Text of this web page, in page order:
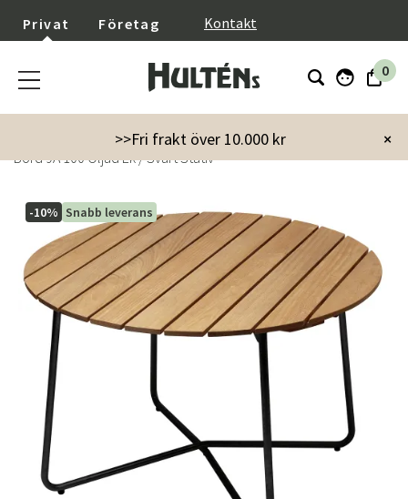
Privat Företag Kontakt
0
×
>>Fri frakt över 10.000 kr
Utemöbler Utebord
Matbord
Bord 9A 100 Oljad Ek / Svart Stativ
-10% Snabb leverans